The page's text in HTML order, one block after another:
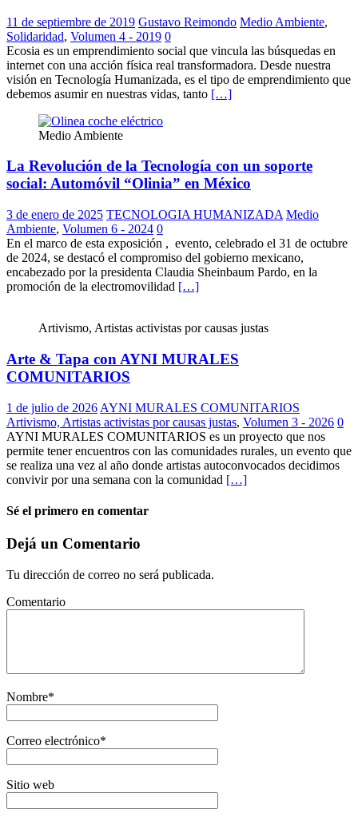
11 de septiembre de 2019 Gustavo Reimondo Medio Ambiente,
Solidaridad, Volumen 4 - 2019 0
Ecosia es un emprendimiento social que vincula las búsquedas en
internet con una acción física real transformadora. Desde nuestra
visión en Tecnología Humanizada, es el tipo de emprendimiento que
debemos asumir en nuestras vidas, tanto […]
Medio Ambiente
La Revolución de la Tecnología con un soporte
social: Automóvil “Olinia” en México
3 de enero de 2025 TECNOLOGIA HUMANIZADA Medio
Ambiente, Volumen 6 - 2024 0
En el marco de esta exposición , evento, celebrado el 31 de octubre
de 2024, se destacó el compromiso del gobierno mexicano,
encabezado por la presidenta Claudia Sheinbaum Pardo, en la
promoción de la electromovilidad […]
Artivismo, Artistas activistas por causas justas
Arte & Tapa con AYNI MURALES
COMUNITARIOS
1 de julio de 2026 AYNI MURALES COMUNITARIOS
Artivismo, Artistas activistas por causas justas, Volumen 3 - 2026 0
AYNI MURALES COMUNITARIOS es un proyecto que nos
permite tener encuentros con las comunidades rurales, un evento que
se realiza una vez al año donde artistas autoconvocados decidimos
convivir por una semana con la comunidad […]
Sé el primero en comentar
Dejá un Comentario
Tu dirección de correo no será publicada.
Comentario
Nombre*
Correo electrónico*
Sitio web